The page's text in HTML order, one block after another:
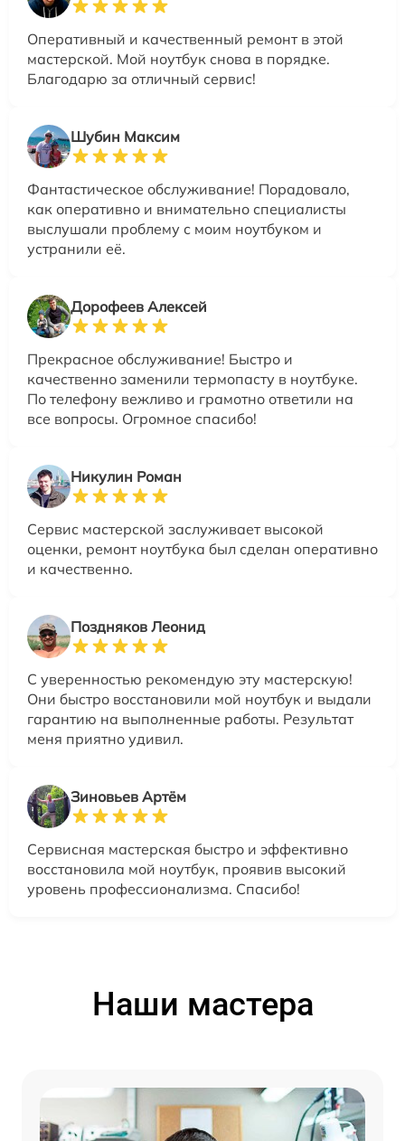
Оперативный и качественный ремонт в этой
мастерской. Мой ноутбук снова в порядке.
Благодарю за отличный сервис!
Шубин Максим
Фантастическое обслуживание! Порадовало,
как оперативно и внимательно специалисты
выслушали проблему с моим ноутбуком и
устранили её.
Дорофеев Алексей
Прекрасное обслуживание! Быстро и
качественно заменили термопасту в ноутбуке.
По телефону вежливо и грамотно ответили на
все вопросы. Огромное спасибо!
Никулин Роман
Сервис мастерской заслуживает высокой
оценки, ремонт ноутбука был сделан оперативно
и качественно.
Поздняков Леонид
С уверенностью рекомендую эту мастерскую!
Они быстро восстановили мой ноутбук и выдали
гарантию на выполненные работы. Результат
меня приятно удивил.
Зиновьев Артём
Сервисная мастерская быстро и эффективно
восстановила мой ноутбук, проявив высокий
уровень профессионализма. Спасибо!
Наши мастера